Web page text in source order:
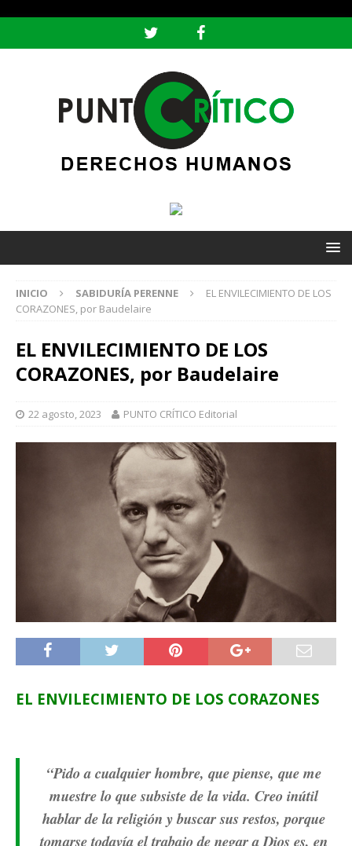
INICIO SABIDURÍA PERENNE
EL ENVILECIMIENTO DE LOS
CORAZONES, por Baudelaire
EL ENVILECIMIENTO DE LOS
CORAZONES, por Baudelaire
22 agosto, 2023 PUNTO CRÍTICO Editorial
EL ENVILECIMIENTO DE LOS CORAZONES
“Pido a cualquier hombre, que piense, que me
muestre lo que subsiste de la vida. Creo inútil
hablar de la religión y buscar sus restos, porque
tomarse todavía el trabajo de negar a Dios es, en